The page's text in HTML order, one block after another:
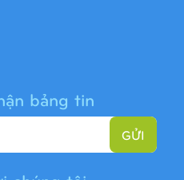
bảng tin
GỬI